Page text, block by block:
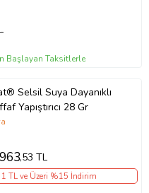
Başlayan Taksitlerle
Selsil Suya Dayanıklı
Yapıştırıcı 28 Gr
963,53 TL
1 TL ve Üzeri %15 İndirim